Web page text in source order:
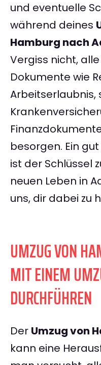
und eventuelle
während deines
Hamburg nach
Vergiss nicht,
Dokumente wie
Arbeitserlaubnis,
besorgen. Ein
ist der Schlüssel
neuen Leben in
uns, dir dabei zu
UMZUG VON
MIT EINEM
DURCHFÜHREN
Der Umzug von
kann eine